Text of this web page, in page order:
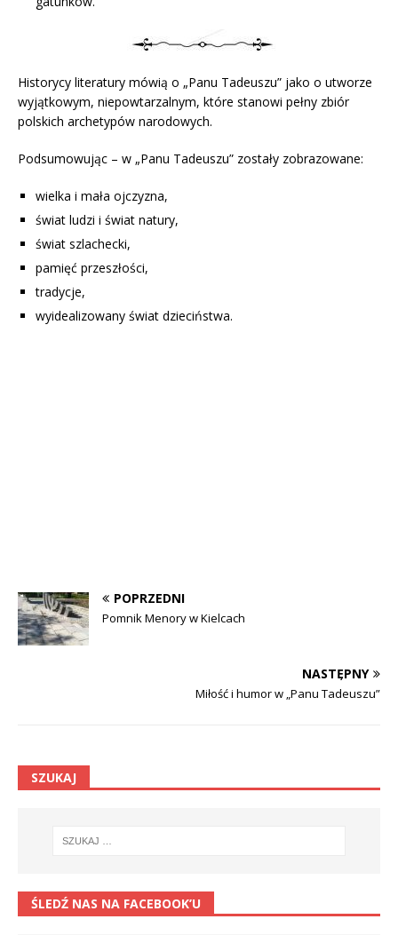
Historycy literatury mówią o „Panu Tadeuszu” jako o utworze
wyjątkowym, niepowtarzalnym, które stanowi pełny zbiór
polskich archetypów narodowych.
Podsumowując – w „Panu Tadeuszu” zostały zobrazowane:
wielka i mała ojczyzna,
świat ludzi i świat natury,
świat szlachecki,
pamięć przeszłości,
tradycje,
wyidealizowany świat dzieciństwa.
POPRZEDNI
Pomnik Menory w Kielcach
NASTĘPNY
Miłość i humor w „Panu Tadeuszu”
SZUKAJ
ŚLEDŹ NAS NA FACEBOOK’U